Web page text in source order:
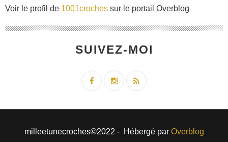
Voir le profil de 1001croches sur le portail Overblog
SUIVEZ-MOI
milleetunecroches©2022 - Hébergé par Overblog